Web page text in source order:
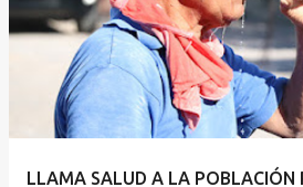
LLAMA SALUD A LA POBLACIÓN